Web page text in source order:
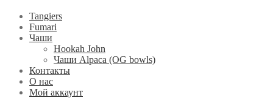
Tangiers
Fumari
Чаши
Hookah John
Чаши Alpaca (OG bowls)
Контакты
О нас
Мой аккаунт